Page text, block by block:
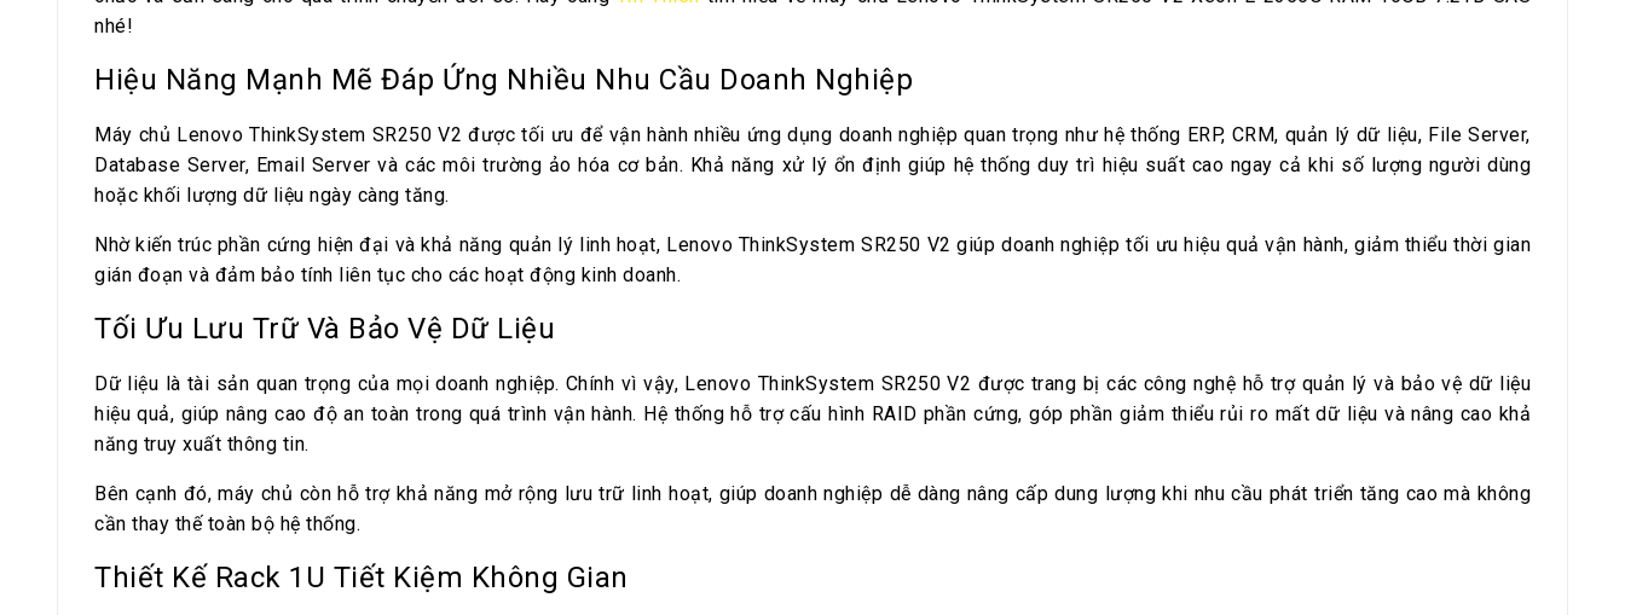
nhé!
Hiệu Năng Mạnh Mẽ Đáp Ứng Nhiều Nhu Cầu Doanh Nghiệp
Máy chủ Lenovo ThinkSystem SR250 V2 được tối ưu để vận hành nhiều ứng dụng doanh nghiệp quan trọng như hệ thống ERP, CRM, quản lý dữ liệu, File Server,
Database Server, Email Server và các môi trường ảo hóa cơ bản. Khả năng xử lý ổn định giúp hệ thống duy trì hiệu suất cao ngay cả khi số lượng người dùng
hoặc khối lượng dữ liệu ngày càng tăng.
Nhờ kiến trúc phần cứng hiện đại và khả năng quản lý linh hoạt, Lenovo ThinkSystem SR250 V2 giúp doanh nghiệp tối ưu hiệu quả vận hành, giảm thiểu thời gian
gián đoạn và đảm bảo tính liên tục cho các hoạt động kinh doanh.
Tối Ưu Lưu Trữ Và Bảo Vệ Dữ Liệu
Dữ liệu là tài sản quan trọng của mọi doanh nghiệp. Chính vì vậy, Lenovo ThinkSystem SR250 V2 được trang bị các công nghệ hỗ trợ quản lý và bảo vệ dữ liệu
hiệu quả, giúp nâng cao độ an toàn trong quá trình vận hành. Hệ thống hỗ trợ cấu hình RAID phần cứng, góp phần giảm thiểu rủi ro mất dữ liệu và nâng cao khả
năng truy xuất thông tin.
Bên cạnh đó, máy chủ còn hỗ trợ khả năng mở rộng lưu trữ linh hoạt, giúp doanh nghiệp dễ dàng nâng cấp dung lượng khi nhu cầu phát triển tăng cao mà không
cần thay thế toàn bộ hệ thống.
Thiết Kế Rack 1U Tiết Kiệm Không Gian